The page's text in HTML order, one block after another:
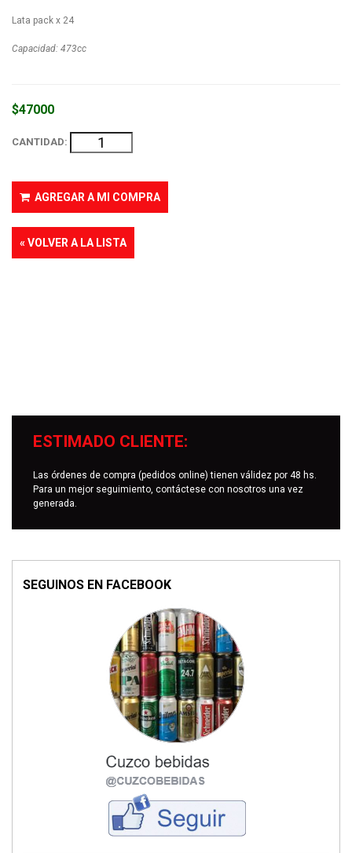
Lata pack x 24
Capacidad: 473cc
$47000
CANTIDAD:
AGREGAR A MI COMPRA
« VOLVER A LA LISTA
ESTIMADO CLIENTE:
Las órdenes de compra (pedidos online) tienen válidez por 48 hs.
Para un mejor seguimiento, contáctese con nosotros una vez
generada.
SEGUINOS EN FACEBOOK